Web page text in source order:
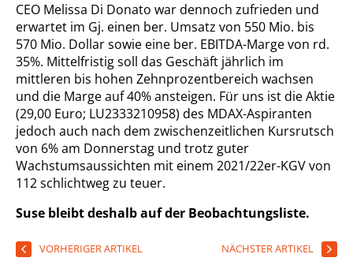
CEO Melissa Di Donato war dennoch zufrieden und
erwartet im Gj. einen ber. Umsatz von 550 Mio. bis
570 Mio. Dollar sowie eine ber. EBITDA-Marge von rd.
35%. Mittelfristig soll das Geschäft jährlich im
mittleren bis hohen Zehnprozentbereich wachsen
und die Marge auf 40% ansteigen. Für uns ist die Aktie
(29,00 Euro; LU2333210958) des MDAX-Aspiranten
jedoch auch nach dem zwischenzeitlichen Kursrutsch
von 6% am Donnerstag und trotz guter
Wachstumsaussichten mit einem 2021/22er-KGV von
112 schlichtweg zu teuer.
Suse bleibt deshalb auf der Beobachtungsliste.
VORHERIGER ARTIKEL NÄCHSTER ARTIKEL